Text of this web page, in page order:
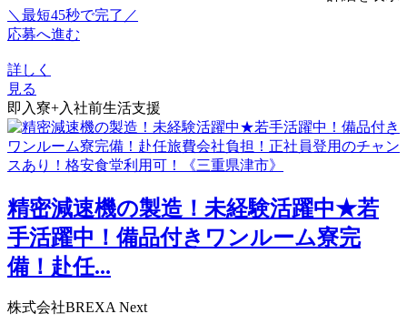
＼最短45秒で完了／
応募へ進む
詳しく
見る
即入寮+入社前生活支援
精密減速機の製造！未経験活躍中★若
手活躍中！備品付きワンルーム寮完
備！赴任...
株式会社BREXA Next